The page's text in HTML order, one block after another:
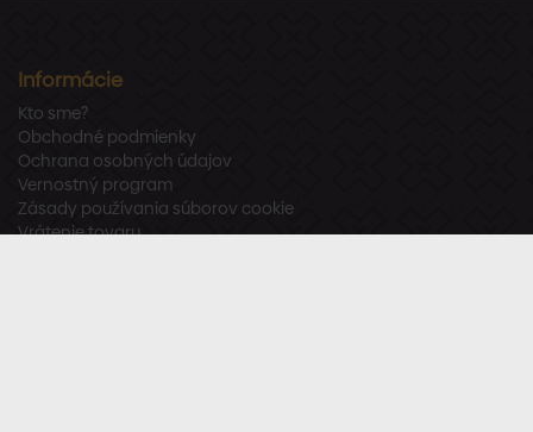
Informácie
Kto sme?
Obchodné podmienky
Ochrana osobných údajov
Vernostný program
Zásady používania súborov cookie
Vrátenie tovaru